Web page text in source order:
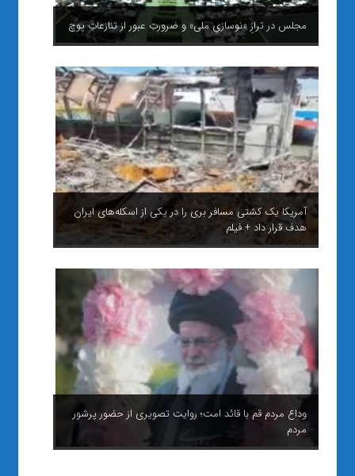
مجلس در ترازِ «نوسازیِ ملی» و ضرورتِ عبور از تنازعاتِ پوچ
آمریکا یک کشتی مسافر بری را در یکی از اسکله‌های ایران
هدف قرار داد + فیلم
وداع مردم قم با قائد امت؛ روایت تصویری از حضور پرشور
مردم